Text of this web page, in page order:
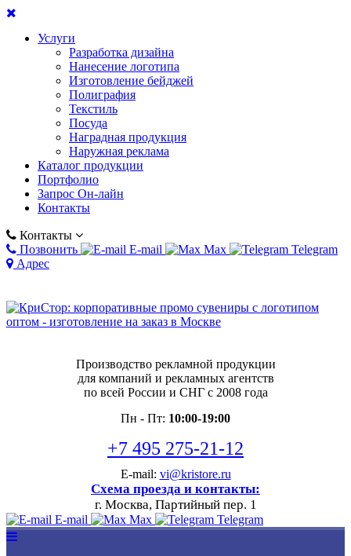
Услуги
Разработка дизайна
Нанесение логотипа
Изготовление бейджей
Полиграфия
Текстиль
Посуда
Наградная продукция
Наружная реклама
Каталог продукции
Портфолио
Запрос Он-лайн
Контакты
Контакты
Позвонить
E-mail Max
Telegram
Адрес
Производство рекламной продукции
для компаний и рекламных агентств
по всей России и СНГ с 2008 года
Пн - Пт: 10:00-19:00
+7 495 275-21-12
E-mail: vi@kristore.ru
Схема проезда и контакты:
г. Москва, Партийный пер. 1
E-mail Max Telegram